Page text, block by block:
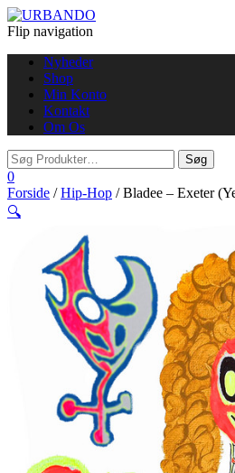
Flip navigation
Nyheder
Shop
Min Konto
Kontakt
Om Os
0
Forside /Hip-Hop / Bladee – Exeter
🔍